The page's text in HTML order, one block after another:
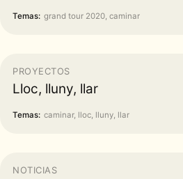
Temas: grand tour 2020, caminar
PROYECTOS
Lloc, lluny, llar
Temas: caminar, lloc, lluny, llar
NOTICIAS